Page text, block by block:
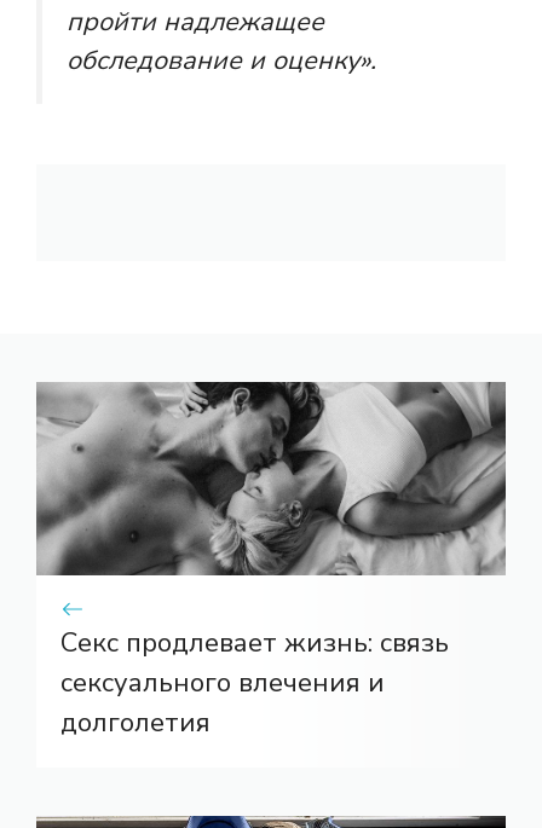
пройти надлежащее
обследование и оценку».
Секс продлевает жизнь: связь
сексуального влечения и
долголетия